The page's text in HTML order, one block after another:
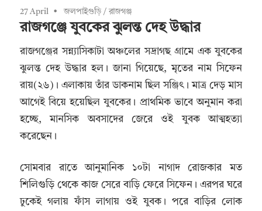
27 April জলপাইগুড়ি /রাজগঞ্জ
রাজগঞ্জে যুবকের ঝুলন্ত দেহ উদ্ধার
রাজগঞ্জের সন্ন্যাসিকাটা অঞ্চলের সদ্রাগছ গ্রামে এক যুবকের
ঝুলন্ত দেহ উদ্ধার হল। জানা গিয়েছে, মৃতের নাম সিফেন
রায়(২৬)। এলাকায় তাঁর ডাকনাম ছিল সঞ্জিৎ। মাত্র দেড় মাস
আগেই বিয়ে হয়েছিল যুবকের। প্রাথমিক ভাবে অনুমান করা
হচ্ছে, মানসিক অবসাদের জেরে ওই যুবক আত্মহত্যা
করেছেন।
সোমবার রাতে আনুমানিক ১০টা নাগাদ রোজকার মত
শিলিগুড়ি থেকে কাজ সেরে বাড়ি ফেরে সিফেন। এরপর ঘরে
ঢুকেই গলায় ফাঁস লাগায় ওই যুবক। পরে বাড়ির লোক